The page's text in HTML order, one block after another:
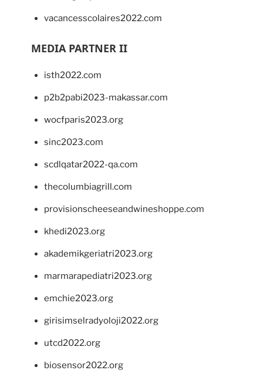
vacancesscolaires2022.com
MEDIA PARTNER II
isth2022.com
p2b2pabi2023-makassar.com
wocfparis2023.org
sinc2023.com
scdlqatar2022-qa.com
thecolumbiagrill.com
provisionscheeseandwineshoppe.com
khedi2023.org
akademikgeriatri2023.org
marmarapediatri2023.org
emchie2023.org
girisimselradyoloji2022.org
utcd2022.org
biosensor2022.org